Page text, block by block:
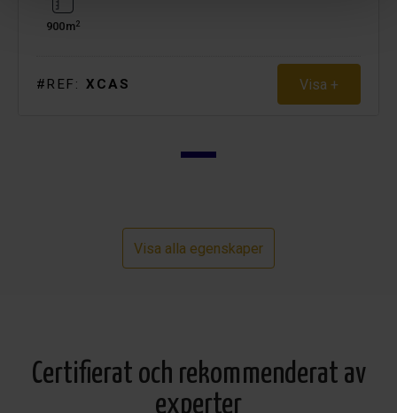
900m2
#REF: XCAS Visa +
Visa alla egenskaper
Certifierat och rekommenderat av
experter